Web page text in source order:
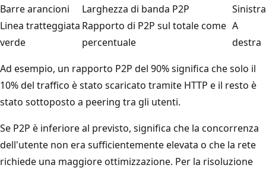
Barre arancioni
Larghezza di banda P2P
Sinistra
Linea tratteggiata
verde
Rapporto di P2P sul totale come
percentuale
A
destra
Ad esempio, un rapporto P2P del 90% significa che solo il
10% del traffico è stato scaricato tramite HTTP e il resto è
stato sottoposto a peering tra gli utenti.
Se P2P è inferiore al previsto, significa che la concorrenza
dell'utente non era sufficientemente elevata o che la rete
richiede una maggiore ottimizzazione. Per la risoluzione